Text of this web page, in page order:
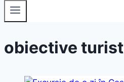
obiective